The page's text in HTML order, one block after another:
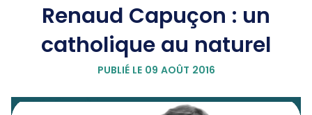
Renaud Capuçon : un
catholique au naturel
PUBLIÉ LE 09 AOÛT 2016